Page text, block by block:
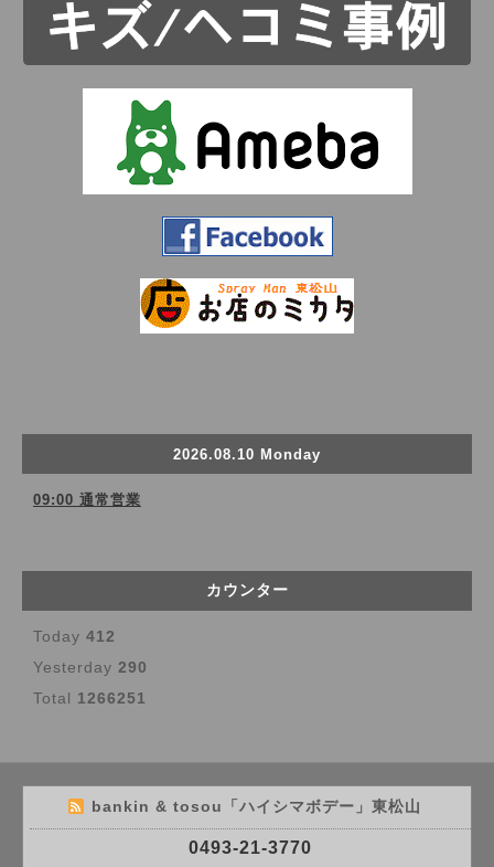
2026.08.10 Monday
09:00 通常営業
カウンター
Today 412
Yesterday 290
Total 1266251
bankin & tosou「ハイシマボデー」東松山
0493-21-3770